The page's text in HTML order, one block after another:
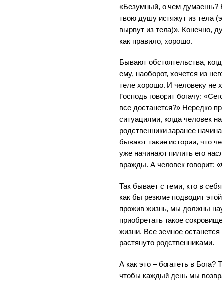
«Безумный, о чем думаешь?
твою душу истяжут из тела
вырвут из тела)». Конечно,
как правило, хорошо.
Бывают обстоятельства,
ему, наоборот, хочется из
теле хорошо. И человеку не
Господь говорит богачу:
все достанется?» Нередко
ситуациями, когда человек
родственники заранее
бывают такие истории, что
уже начинают пилить его
вражды. А человек говорит:
Так бывает с теми, кто в
как бы резюме подводит
прожив жизнь, мы должны
приобретать такое
жизни. Все земное
растянуто родственниками.
А как это – богатеть в Бога?
чтобы каждый день мы